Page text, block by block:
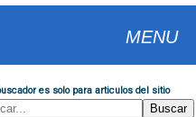
MENU
es solo para articulos del sitio